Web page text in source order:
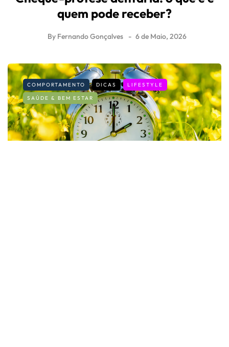
quem pode receber?
By Fernando Gonçalves 6 de Maio, 2026
COMPORTAMENTO DICAS
LIFESTYLE
SAÚDE & BEM ESTAR